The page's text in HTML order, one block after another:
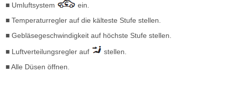
■ Umluftsystem
ein.
■ Temperaturregler auf die kälteste Stufe stellen.
■ Gebläsegeschwindigkeit auf höchste Stufe stellen.
■ Luftverteilungsregler auf
stellen.
■ Alle Düsen öffnen.